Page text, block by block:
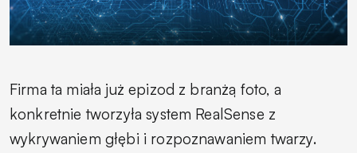
Firma ta miała już epizod z branżą foto, a
konkretnie tworzyła system RealSense z
wykrywaniem głębi i rozpoznawaniem twarzy.